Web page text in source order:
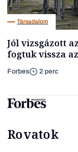
Társadalom
Jól vizsgázott
fogtuk vissza
Forbes 2 perc
Rovatok